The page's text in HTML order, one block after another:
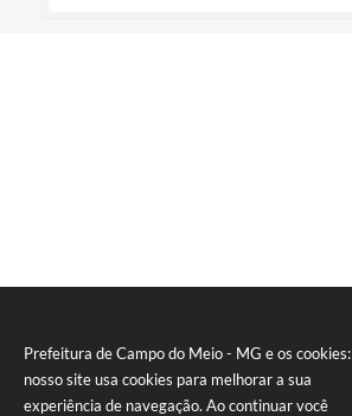
Prefeitura de Campo do Meio - MG e os cookies:
nosso site usa cookies para melhorar a sua
experiência de navegação. Ao continuar você